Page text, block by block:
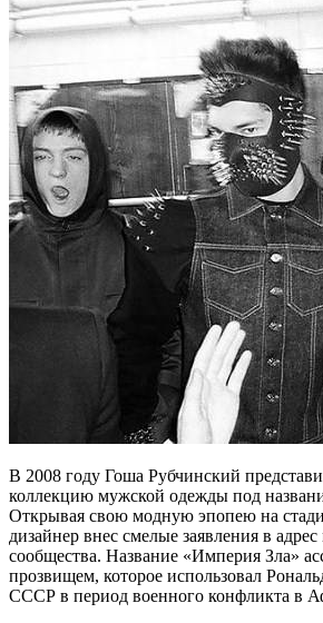
В 2008 году Гоша Рубчинский
коллекцию мужской одежды под
Открывая свою модную эпопею на
дизайнер внес смелые заявления в
сообщества. Название «Империя Зла»
прозвищем, которое использовал
СССР в период военного конфликта в